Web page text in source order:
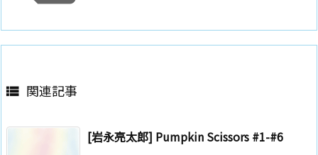
 関連記事
[岩永亮太郎] Pumpkin Scissors #1-#6